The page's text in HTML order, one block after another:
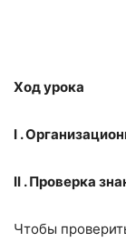
Ход урока
I .
II .Проверка
Чтобы